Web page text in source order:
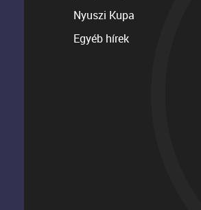
Nyuszi Kupa
Egyéb hírek